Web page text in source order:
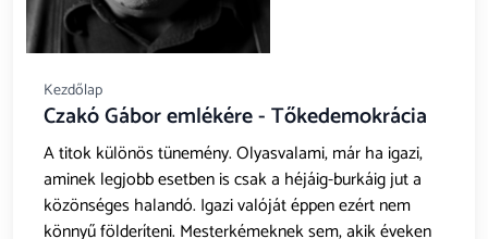
Kezdőlap
Czakó Gábor emlékére - Tőkedemokrácia
A titok különös tünemény. Olyasvalami, már ha igazi,
aminek legjobb esetben is csak a héjáig-burkáig jut a
közönséges halandó. Igazi valóját éppen ezért nem
könnyű földeríteni. Mesterkémeknek sem, akik éveken